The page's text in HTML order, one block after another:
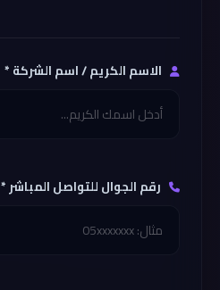
الاسم الكريم / اسم الشركة *
رقم الجوال للتواصل المباشر *